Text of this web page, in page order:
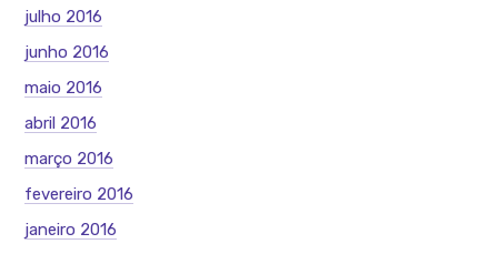
julho 2016
junho 2016
maio 2016
abril 2016
março 2016
fevereiro 2016
janeiro 2016